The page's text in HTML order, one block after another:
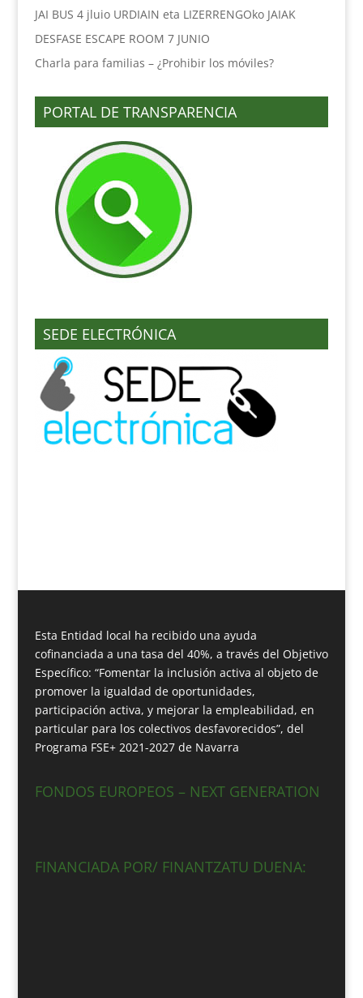
JAI BUS 4 jluio URDIAIN eta LIZERRENGOko JAIAK
DESFASE ESCAPE ROOM 7 JUNIO
Charla para familias – ¿Prohibir los móviles?
PORTAL DE TRANSPARENCIA
SEDE ELECTRÓNICA
Esta Entidad local ha recibido una ayuda
cofinanciada a una tasa del 40%, a través del Objetivo
Específico: “Fomentar la inclusión activa al objeto de
promover la igualdad de oportunidades,
participación activa, y mejorar la empleabilidad, en
particular para los colectivos desfavorecidos”, del
Programa FSE+ 2021-2027 de Navarra
FONDOS EUROPEOS – NEXT GENERATION
FINANCIADA POR/ FINANTZATU DUENA: